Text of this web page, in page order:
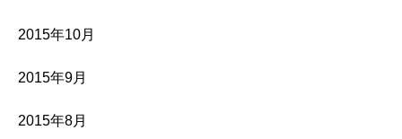
2015年10月
2015年9月
2015年8月